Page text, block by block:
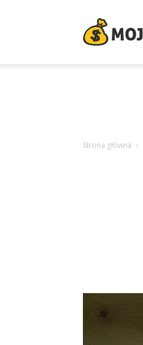
milion.pl
Strona główna